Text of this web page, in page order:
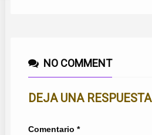
NO COMMENT
DEJA UNA RESPUESTA
Comentario *